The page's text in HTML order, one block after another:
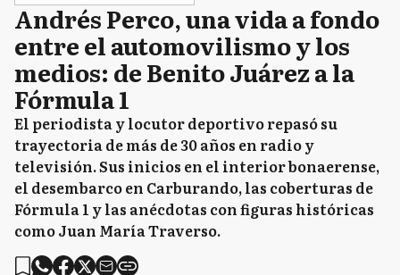
Andrés Perco, una vida a fondo
entre el automovilismo y los
medios: de Benito Juárez a la
Fórmula 1
El periodista y locutor deportivo repasó su
trayectoria de más de 30 años en radio y
televisión. Sus inicios en el interior bonaerense,
el desembarco en Carburando, las coberturas de
Fórmula 1 y las anécdotas con figuras históricas
como Juan María Traverso.